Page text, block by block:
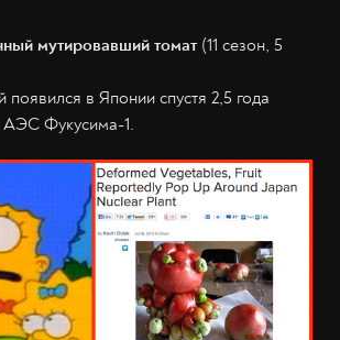
мутировавший томат(11 сезон, 5
появился в Японии спустя 2,5 года
АЭС Фукусима-1.